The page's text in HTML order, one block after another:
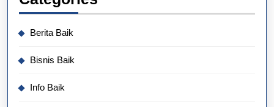
Berita Baik
Bisnis Baik
Info Baik